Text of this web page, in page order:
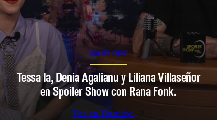
SPOILER SHOW
Tessa Ia, Denia Agalianu y Liliana Villaseñor
en Spoiler Show con Rana Fonk.
Ver en Youtube